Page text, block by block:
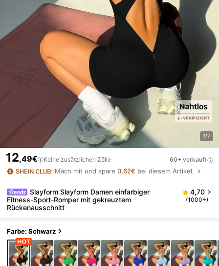
1/7
12,49€ Keine zusätzlichen Zölle 60+ verkauft
Mach mit und spare0,62€ bei diesem Artikel.
Slayform Slayform Damen einfarbiger
Fitness-Sport-Romper mit gekreuztem
Rückenausschnitt
4,70
(1000+)
Farbe: Schwarz